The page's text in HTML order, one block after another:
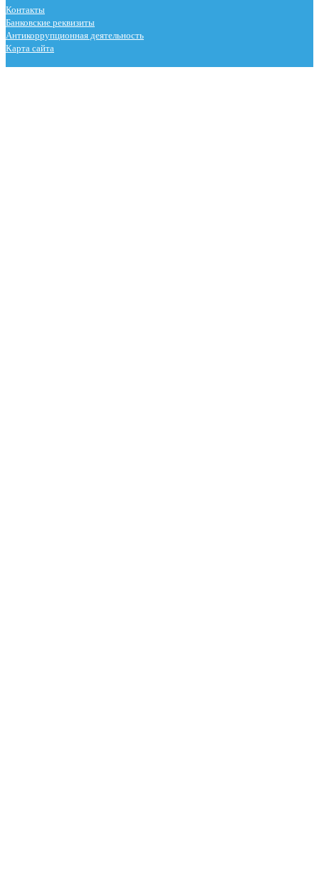
Контакты
Банковские реквизиты
Антикоррупционная деятельность
Карта сайта